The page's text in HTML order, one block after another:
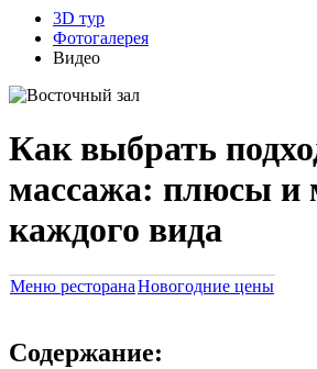
3D тур
Фотогалерея
Видео
Как выбрать
массажа: плюсы и
каждого вида
Меню ресторанаНовогодние цены
Содержание: